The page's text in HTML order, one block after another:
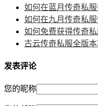
如何在蓝月传奇私
如何在九月传奇私服
如何免费获得传奇私
古云传奇私服全版
发表评论
您的昵称